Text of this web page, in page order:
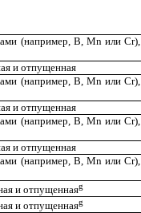
(например, В, Мn или Сr),
и отпущенная
(например, В, Мn или Сr),
и отпущенная
(например, В, Мn или Сr),
и отпущенная
(например, В, Мn или Сr),
и отпущеннаяg
и отпущеннаяg